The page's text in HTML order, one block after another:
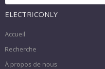
ELECTRICONLY
Accueil
Recherche
À propos de nous